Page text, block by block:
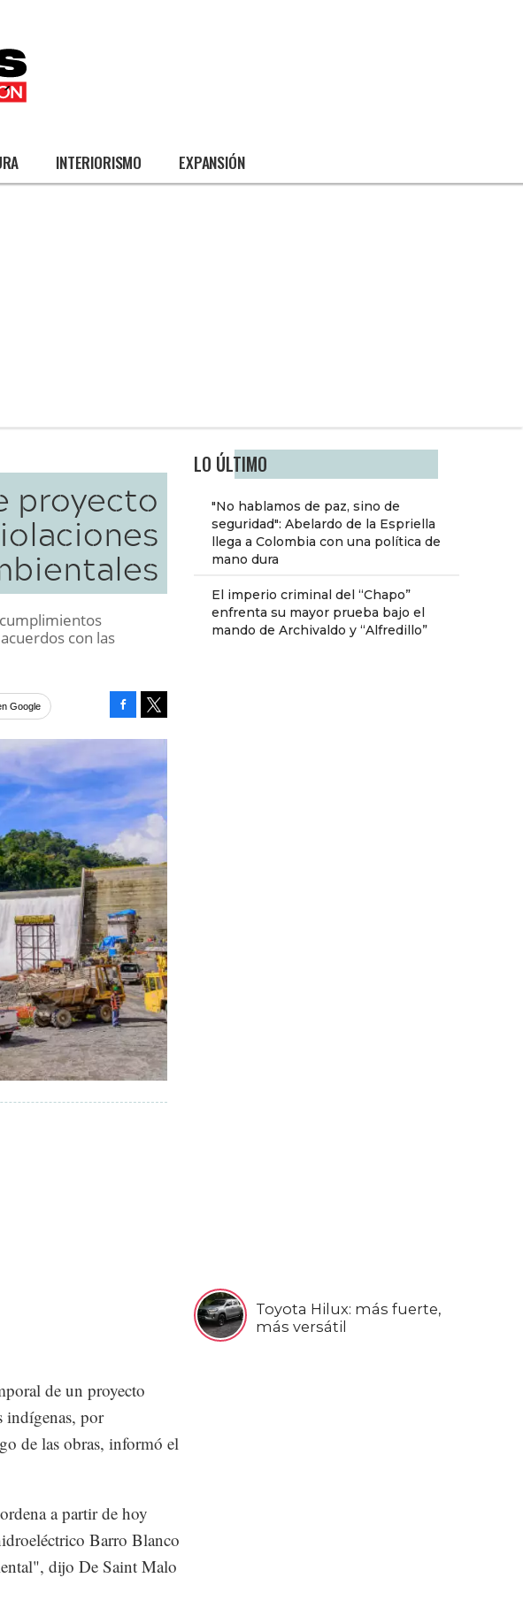
INTERIORISMO EXPANSIÓN
LO ÚLTIMO
"No hablamos de paz, sino de
seguridad": Abelardo de la Espriella
llega a Colombia con una política de
mano dura
El imperio criminal del “Chapo”
enfrenta su mayor prueba bajo el
mando de Archivaldo y “Alfredillo”
Toyota Hilux: más fuerte,
más versátil
proyecto
con las
Google
de un proyecto
indígenas, por
de las obras, informó el
a partir de hoy
Barro Blanco
dijo De Saint Malo